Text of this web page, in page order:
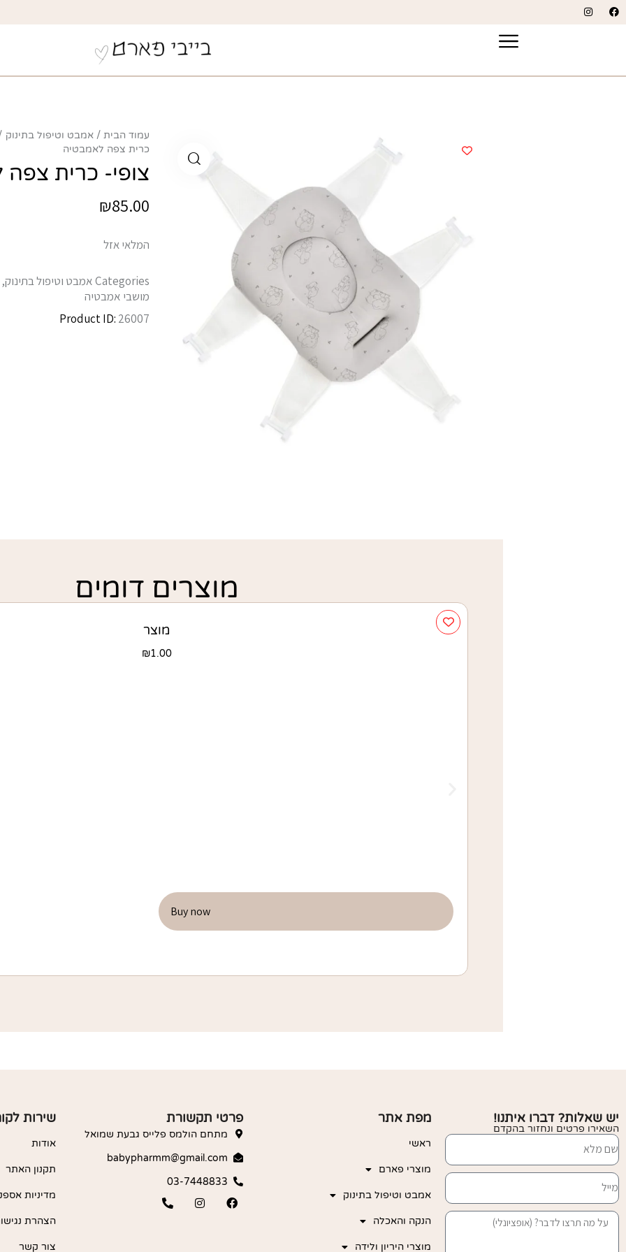
עמוד הבית אמבט וטיפול בתינוק
כרית צפה לאמבטיה
צופי- כרית
₪85.00
המלאי אזל
Categoriesאמבט וטיפול בתינוק,
מושבי אמבטיה
Product ID: 26007
מוצרים דומים
מוצר
₪1.00
Buy now
יש שאלות? דברו איתנו!
השאירו פרטים ונחזור בהקדם
מפת אתר
ראשי
מוצרי פארם
אמבט וטיפול בתינוק
הנקה והאכלה
מוצרי היריון ולידה
פרטי תקשורת
מתחם הולמס פלייס גבעת שמואל
babypharmm@gmail.com
03-7448833
שירות
אודות
תקנון האתר
מדיניות
הצהרת
צור קשר